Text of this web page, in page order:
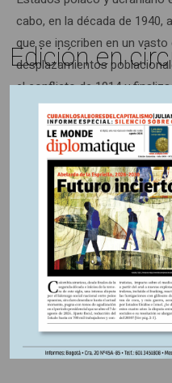
cabo, en la década de 1940,
que se inscriben en un
desplazamientos
el conflicto de 1914 y
Información
Región:Europa
Fuente:Periódico Le
Colombia Nº266, Junio 2026
Edición en